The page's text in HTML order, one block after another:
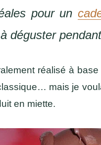
pour un
déguster
réalisé à
mais je
en miette.